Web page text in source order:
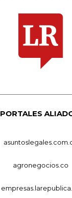
PORTALES
agronegocios.co